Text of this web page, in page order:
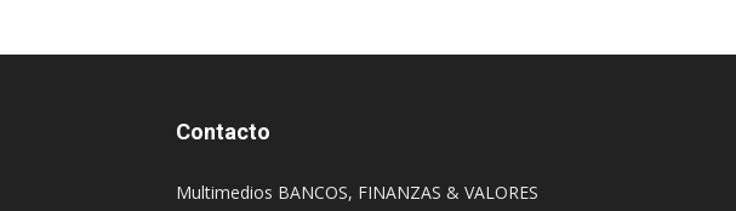
Contacto
Multimedios BANCOS, FINANZAS & VALORES